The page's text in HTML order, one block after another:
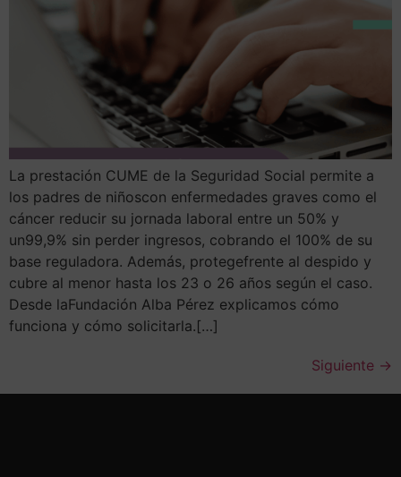
La prestación CUME de la Seguridad Social permite a
los padres de niñoscon enfermedades graves como el
cáncer reducir su jornada laboral entre un 50% y
un99,9% sin perder ingresos, cobrando el 100% de su
base reguladora. Además, protegefrente al despido y
cubre al menor hasta los 23 o 26 años según el caso.
Desde laFundación Alba Pérez explicamos cómo
funciona y cómo solicitarla.[…]
Siguiente →